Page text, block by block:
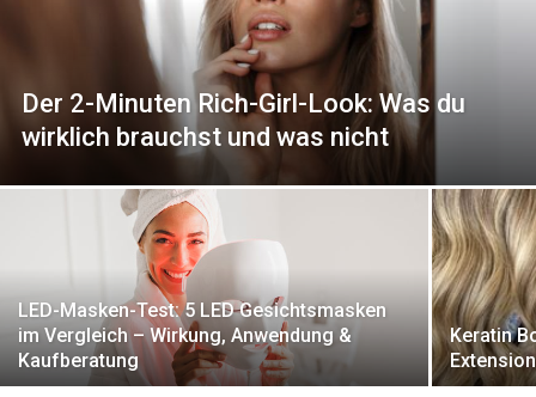
Der 2-Minuten Rich-Girl-Look: Was du
wirklich brauchst und was nicht
LED-Masken-Test: 5 LED Gesichtsmasken
im Vergleich – Wirkung, Anwendung &
Kaufberatung
Keratin